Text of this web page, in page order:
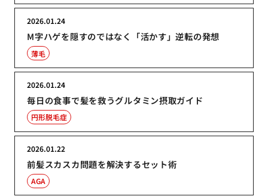
M字ハゲを隠すのではなく「活かす」逆転の発想
2026.01.24
薄毛
毎日の食事で髪を救うグルタミン摂取ガイド
2026.01.24
円形脱毛症
前髪スカスカ問題を解決するセット術
2026.01.22
AGA